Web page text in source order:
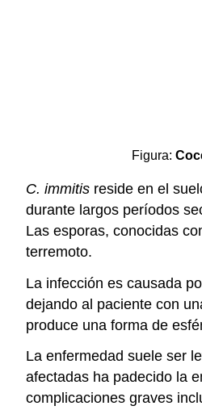
Figura:
C. immitis reside en el
durante largos períodos
Las esporas, conocidas
terremoto.
La infección es causada
dejando al paciente con
produce una forma de
La enfermedad suele ser
afectadas ha padecido la
complicaciones graves